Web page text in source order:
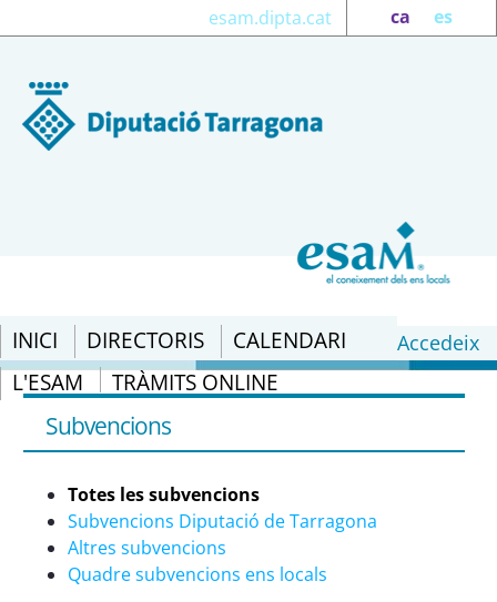
ca es
esam.dipta.cat
INICI DIRECTORIS
CALENDARI
L'ESAM
TRÀMITS ONLINE
Accedeix
Totes les subvencions - eSAM
Subvencions
Totes les subvencions
Subvencions Diputació de Tarragona
Altres subvencions
Quadre subvencions ens locals